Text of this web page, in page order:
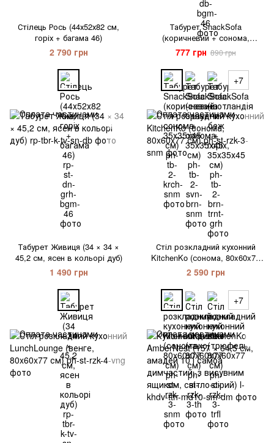
Стілець Рось (44х52х82 см,
горіх + багама 46)
2 790 грн
Табурет SnackSofa
(коричневий + сонома,
35х35х45 см)
777 грн 890 грн
+7
Табурет Живиця (34 × 34 ×
45,2 см, ясен в кольорі дуб)
1 490 грн
Стіл розкладний кухонний
KitchenKo (сонома, 80x60x77
см)
2 590 грн
+7